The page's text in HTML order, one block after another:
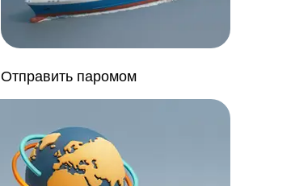
Отправить паромом